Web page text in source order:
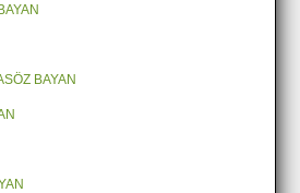
BAYAN